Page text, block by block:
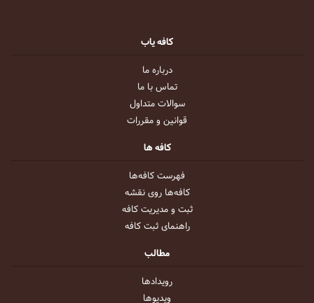
کافه یاب
درباره ما
تماس با ما
سوالات متداول
قوانین و مقررات
کافه ها
فهرست کافه‌ها
کافه‌ها روی نقشه
ثبت و مدیریت کافه
راهنمای ثبت کافه
مطالب
رویداد‌ها
ویدیو‌ها